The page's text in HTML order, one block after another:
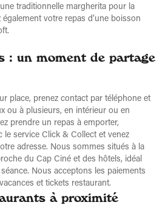
traditionnelle margherita pour la
votre repas d’une boisson
: un moment de partage
place, prenez contact par téléphone et
ou à plusieurs, en intérieur ou en
prendre un repas à emporter,
le service Click & Collect et venez
adresse. Nous sommes situés à la
du Cap Ciné et des hôtels, idéal
Nous acceptons les paiements
et tickets restaurant.
à proximité